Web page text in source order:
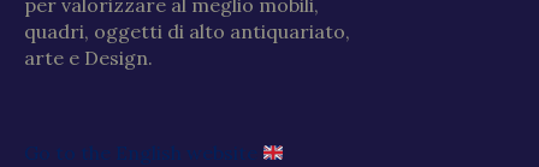
per valorizzare al meglio mobili,
quadri, oggetti di alto antiquariato,
arte e Design.
Go to the English website